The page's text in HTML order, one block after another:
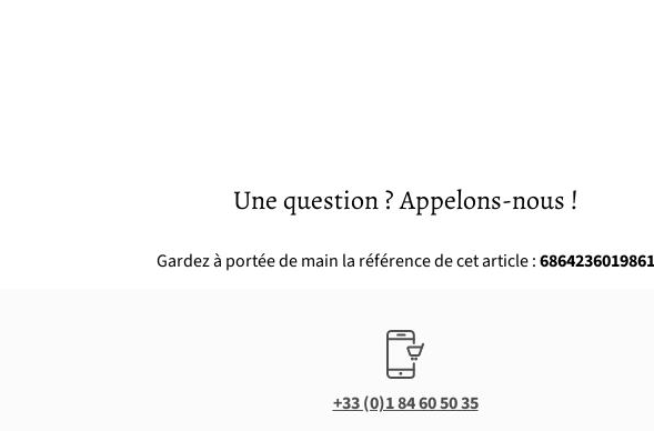
Une question ? Appelons-nous !
Gardez à portée de main la référence de cet article :6864236019861
+33 (0)1 84 60 50 35